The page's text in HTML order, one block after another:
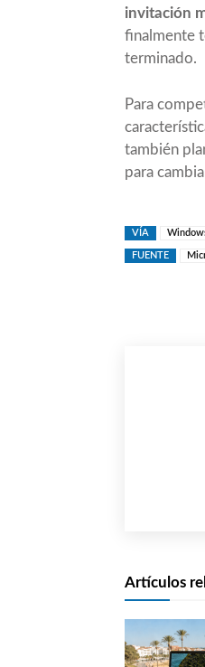
invitación
finalmente
terminado.
Para
también
para
VÍA
FUENTE
Artículos